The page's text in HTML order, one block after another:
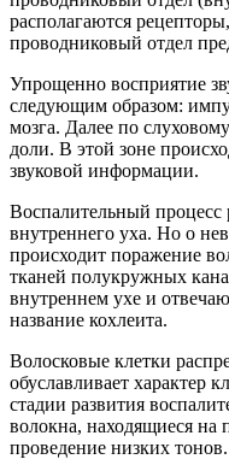
располагаются
проводниковый отдел
Упрощенно восприятие
следующим образом:
мозга. Далее по
доли. В этой зоне
звуковой информации.
Воспалительный процесс
внутреннего уха. Но о
происходит поражение
тканей полукружных
внутреннем ухе и
название кохлеита.
Волосковые клетки
обуславливает характер
стадии развития
волокна, находящиеся на
проведение низких